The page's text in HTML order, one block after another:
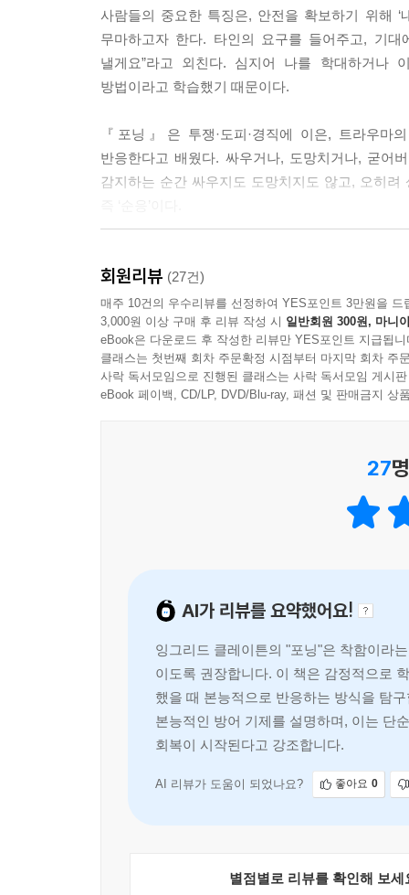
흔히 겸손을 ‘작아지는 것’으로 해석하지만, 순응
은 자리를 차지하고, 자신이 속한 공간에서 더 많
찾고 자부심과 함께 그것을 품을 수 있게 된다.
사람들의 중요한 특징은, 안전을 확보하기 위해 ‘
무마하고자 한다. 타인의 요구를 들어주고, 기
낼게요”라고 외친다. 심지어 나를 학대하거나
방법이라고 학습했기 때문이다.
『포닝』은 투쟁·도피·경직에 이은, 트라우
반응한다고 배웠다. 싸우거나, 도망치거나, 굳어
감지하는 순간 싸우지도 도망치지도 않고, 오히려
전략이었음을 설명한다. 책에서 저자는 순응 반
상처를 드러내는 데서 시작되는 것이 아니라, 그
순응 반응을 보이는 사람들이 공통적으로 하는 이
남긴다는 것이다. 왜 내 입장을 내세우지 못했는
잃었다. 나는 무엇을 원하는지, 무엇을 싫어하는
『포닝』은 이 메커니즘을 올바로 이해하도록
고백과 사례로 풀어낸 치유의 여정
이 책이 여느 심리학 책과 다른 지점은, 이론만이
이전에, 본인 또한 평생 순응 반응을 안고 살아
시작한다. 그날 새아빠가 온수 풀 안으로 들어
신경계가 선택한 것은 바로 순응 반응이었다. 침
모든 관계에서 이 대응 메커니즘을 반복하게 되었
저자는 책 전반에 걸쳐, 스스로 순응 반응의 고리
‘좋은 친구’가 되기 위해 지인들의 아이를 봐주고
회원리뷰 (27건)
매주 10건의 우수리뷰를 선정하여 YES포인트 3만원을 드
3,000원 이상 구매 후 리뷰 작성 시 일반회원 300원, 마니
eBook은 다운로드 후 작성한 리뷰만 YES포인트 지급됩니
클래스는 첫번째 회차 주문확정 시점부터 마지막 회차 주
사락 독서모임으로 진행된 클래스는 사락 독서모임 게시
eBook 페이백, CD/LP, DVD/Blu-ray, 패션 및 판매금지 상
27
AI가 리뷰를 요약했어요!
잉그리드 클레이튼의 "포닝"은 착함이라
이도록 권장합니다. 이 책은 감정적으로
했을 때 본능적으로 반응하는 방식을 탐
본능적인 방어 기제를 설명하며, 이는 단
회복이 시작된다고 강조합니다.
AI 리뷰가 도움이 되었나요? 좋아요 0
별점별로 리뷰를 확인해 보세